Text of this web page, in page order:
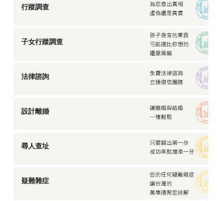
行蹤調查
子女行蹤調查
法律諮詢
設計離婚
尋人查址
疑難雜症